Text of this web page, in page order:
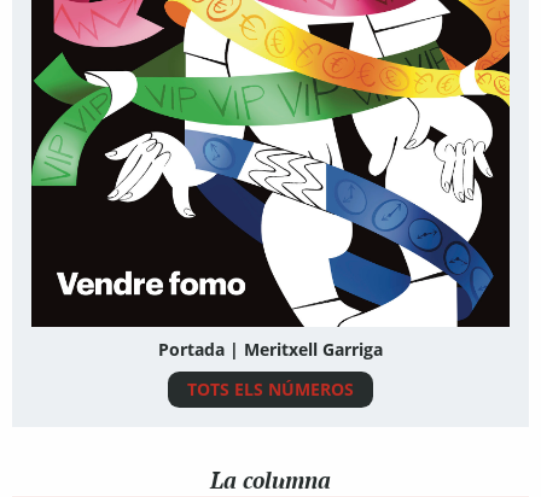
Portada | Meritxell Garriga
TOTS ELS NÚMEROS
La columna